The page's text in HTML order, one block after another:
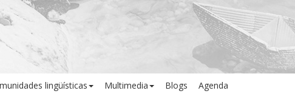
lingüísticas Multimedia Blogs Agenda